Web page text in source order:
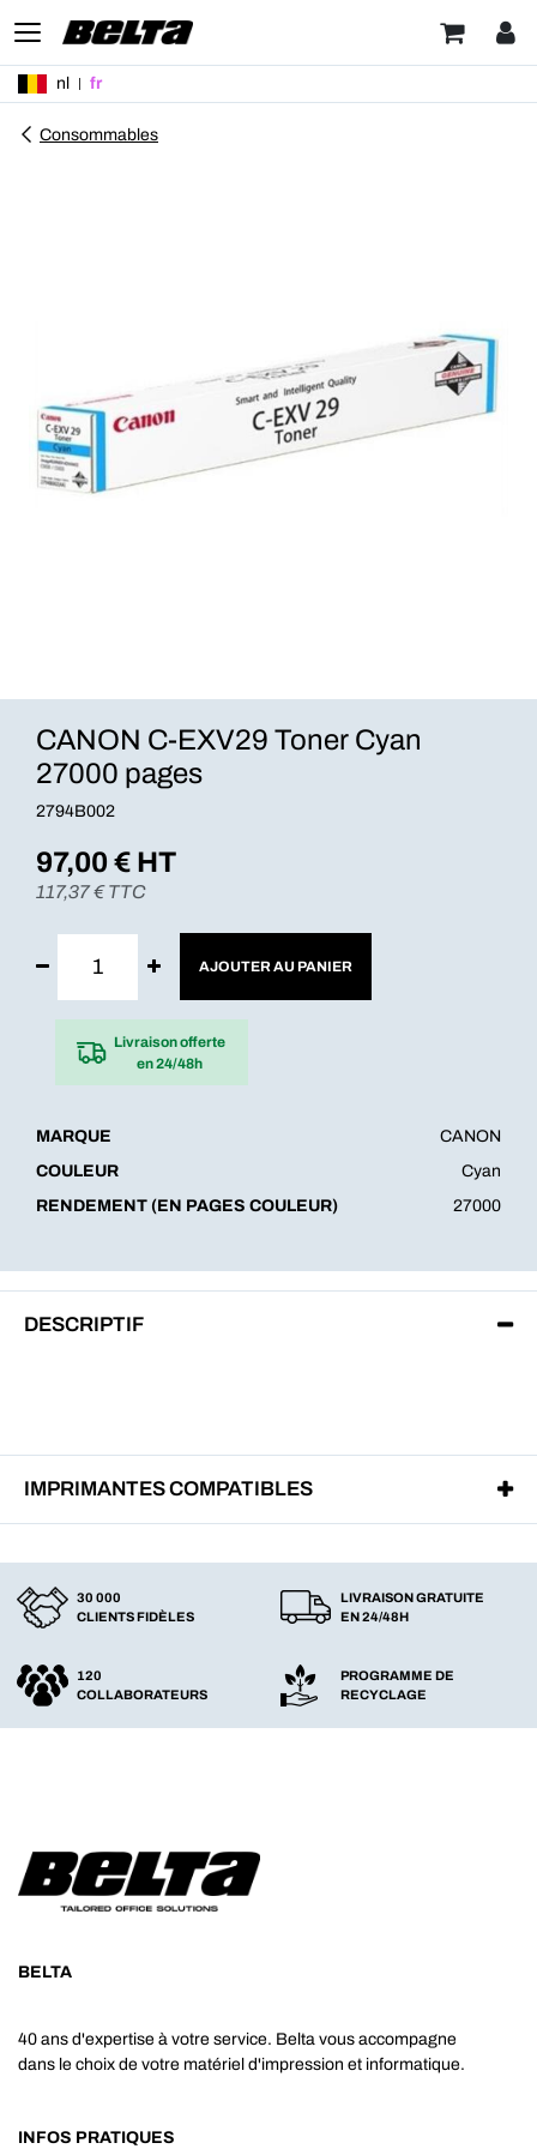
nl fr
Consommables
CANON C-EXV29 Toner Cyan
27000 pages
2794B002
97,00€ HT
117,37€ TTC
AJOUTER AU PANIER
Livraison offerte
en 24/48h
MARQUE
CANON
COULEUR
Cyan
RENDEMENT (EN PAGES COULEUR)
27000
DESCRIPTIF
IMPRIMANTES COMPATIBLES
30 000
CLIENTS FIDÈLES
LIVRAISON GRATUITE
EN 24/48H
120
COLLABORATEURS
PROGRAMME DE
RECYCLAGE
BELTA
40 ans d'expertise à votre service. Belta vous accompagne
dans le choix de votre matériel d'impression et informatique.
INFOS PRATIQUES